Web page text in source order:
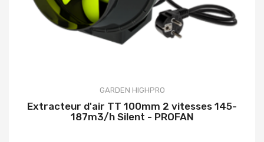
GARDEN HIGHPRO
Extracteur d'air TT 100mm 2 vitesses 145-
187m3/h Silent - PROFAN